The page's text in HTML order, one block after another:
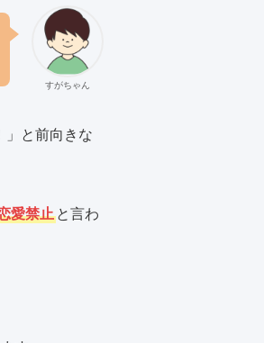
すがちゃん
」と前向きな
愛禁止 と言わ